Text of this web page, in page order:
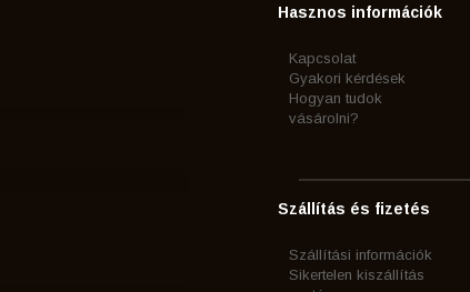
Hasznos információk
Kapcsolat
Gyakori kérdések
Hogyan tudok
vásárolni?
Szállítás és fizetés
Szállítási információk
Sikertelen kiszállítás